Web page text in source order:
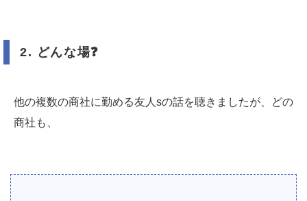
2. どんな場❓
他の複数の商社に勤める友人sの話を聴きましたが、どの
商社も、